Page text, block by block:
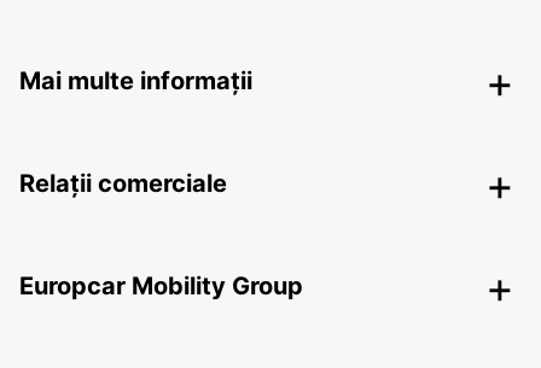
Mai multe informații
Relații comerciale
Europcar Mobility Group